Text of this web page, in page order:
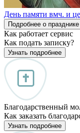
День памяти вмч. и
Подробнее о празднике
Как работает сервис
Как подать записку?
Узнать подробнее
Благодарственный
Как заказать
Узнать подробнее